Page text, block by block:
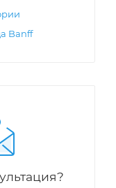
Banff